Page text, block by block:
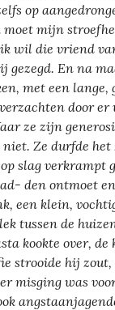
op
mijn
wil die vriend
gezegd. En na
met een lange,
door
ze zijn
Ze durfde het
slag verkrampt
den ontmoet
een klein,
tussen de
kookte over,
strooide hij
misging was